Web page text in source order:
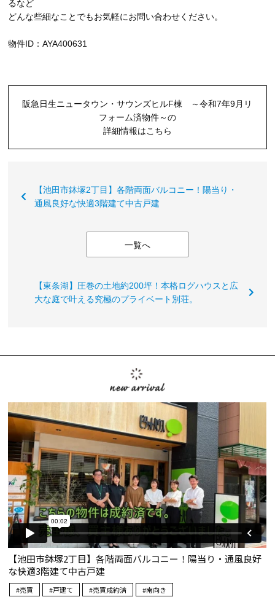
るなど
どんな些細なことでもお気軽にお問い合わせください。
物件ID：AYA400631
阪急日生ニュータウン・サウンズヒルF棟 ～令和7年9月リ
フォーム済物件～の
詳細情報はこちら
【池田市鉢塚2丁目】各階両面バルコニー！陽当り・
通風良好な快適3階建て中古戸建
一覧へ
【東条湖】圧巻の土地約200坪！本格ログハウスと広
大な庭で叶える究極のプライベート別荘。